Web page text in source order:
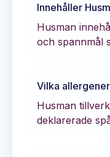
Innehåller
Husman
och spannmål
Vilka
Husman
deklarerade